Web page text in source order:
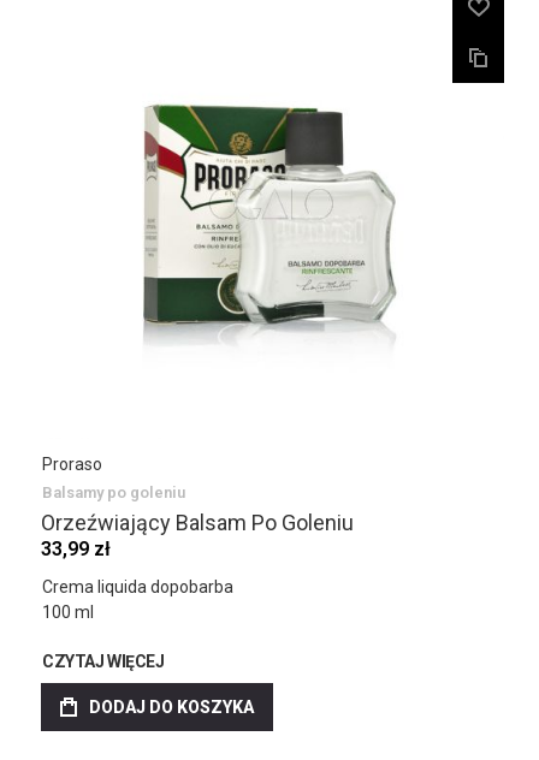
Proraso
Balsamy po goleniu
Orzeźwiający Balsam Po Goleniu
33,99 zł
Crema liquida dopobarba
100 ml
CZYTAJ WIĘCEJ
DODAJ DO KOSZYKA